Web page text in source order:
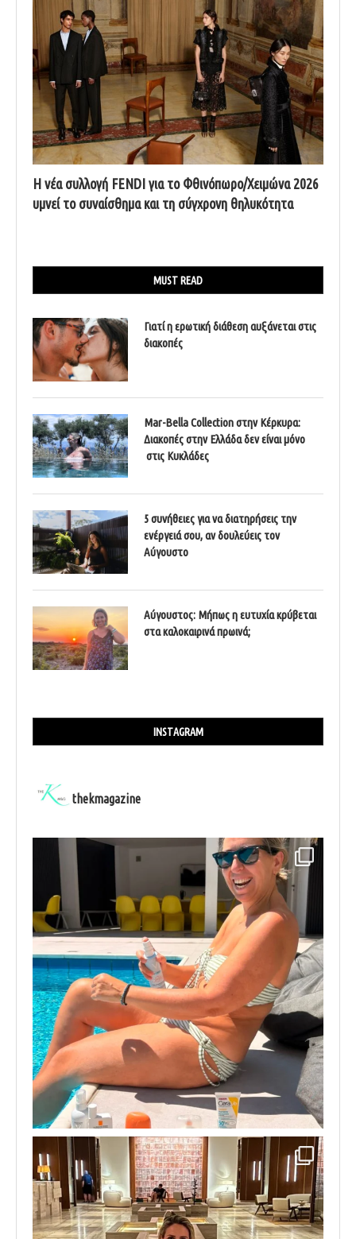
Η νέα συλλογή FENDI για το Φθινόπωρο/Χειμώνα 2026
υμνεί το συναίσθημα και τη σύγχρονη θηλυκότητα
MUST READ
Γιατί η ερωτική διάθεση αυξάνεται στις
διακοπές
Mar-Bella Collection στην Κέρκυρα:
Διακοπές στην Ελλάδα δεν είναι μόνο
στις Κυκλάδες
5 συνήθειες για να διατηρήσεις την
ενέργειά σου, αν δουλεύεις τον
Αύγουστο
Αύγουστος: Μήπως η ευτυχία κρύβεται
στα καλοκαιρινά πρωινά;
INSTAGRAM
thekmagazine